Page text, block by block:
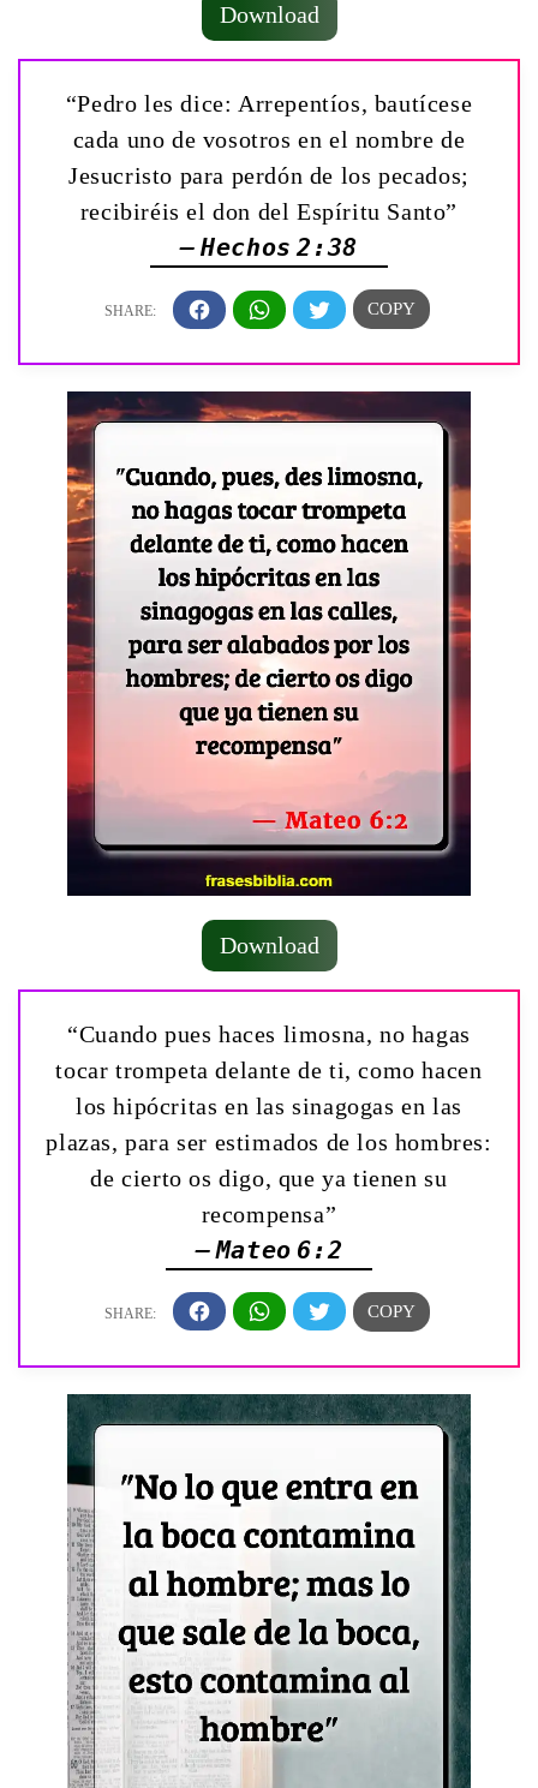
Download
“Pedro les dice: Arrepentíos, bautícese
cada uno de vosotros en el nombre de
Jesucristo para perdón de los pecados;
recibiréis el don del Espíritu Santo”
— Hechos 2:38
Download
“Cuando pues haces limosna, no hagas
tocar trompeta delante de ti, como hacen
los hipócritas en las sinagogas en las
plazas, para ser estimados de los hombres:
de cierto os digo, que ya tienen su
recompensa”
— Mateo 6:2